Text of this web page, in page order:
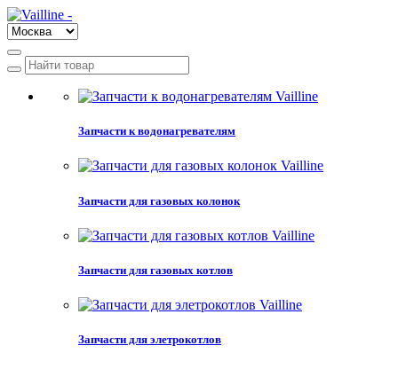
Запчасти к водонагревателям
Запчасти для газовых колонок
Запчасти для газовых котлов
Запчасти для элетрокотлов